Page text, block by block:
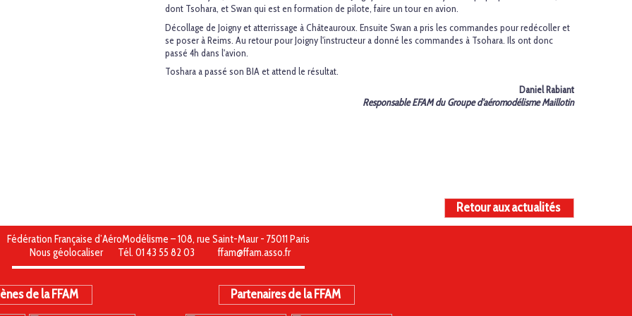
dont Tsohara, et Swan qui est en formation de pilote, faire un tour en avion.
Décollage de Joigny et atterrissage à Châteauroux. Ensuite Swan a pris les commandes pour redécoller et
se poser à Reims. Au retour pour Joigny l'instructeur a donné les commandes à Tsohara. Ils ont donc
passé 4h dans l'avion.
Toshara a passé son BIA et attend le résultat.
Daniel Rabiant
Responsable EFAM du Groupe d'aéromodélisme Maillotin
Retour aux actualités
Fédération Française d’AéroModélisme – 108, rue Saint-Maur - 75011 Paris
Nous géolocaliser
Tél. 01 43 55 82 03 ffam@ffam.asso.fr
de la FFAM Partenaires de la FFAM